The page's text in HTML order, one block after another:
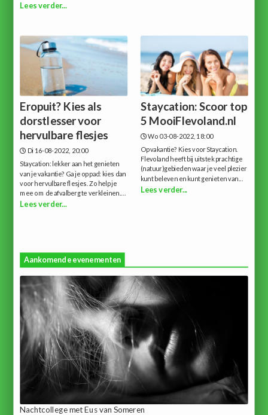
Lees verder...
Eropuit? Kies als
dorstlesser voor
hervulbare flesjes
Di 16-08-2022, 20:00
Staycation: lekker aan het genieten
van je vakantie? Ga je op pad: kies dan
voor hervulbare flesjes. Zo help je
mee om de afvalberg te verkleinen....
Lees verder...
Staycation: Scoor top
5 MooiFlevoland.nl
Wo 03-08-2022, 18:00
Op vakantie? Kies voor Staycation.
Flevoland heeft bij uitstek prachtige
(natuur)gebieden waar je veel plezier
kunt beleven en kunt genieten van...
Lees verder...
Aankomende evenementen
Nachtcollege met Eus van Someren